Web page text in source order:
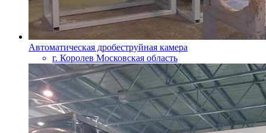
Автоматическая дробеструйная камера
г. Королев Московская область